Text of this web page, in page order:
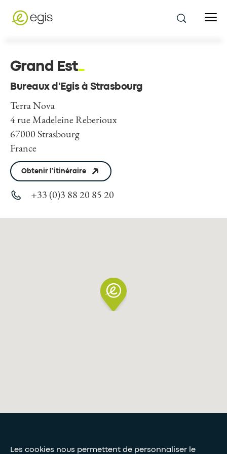
Les cookies nous permettent de personnaliser le
Grand Est
Bureaux d'Egis à Strasbourg
Terra Nova
4 rue Madeleine Reberioux
67000 Strasbourg
France
Obtenir l’itinéraire
+33 (0)3 88 20 85 20
Nos livres blancs